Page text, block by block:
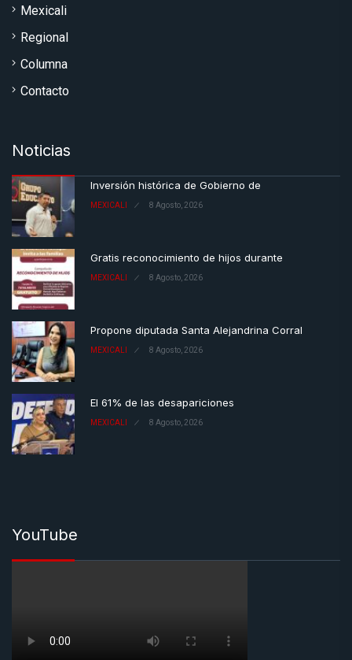
Mexicali
Regional
Columna
Contacto
Noticias
Inversión histórica de Gobierno de
MEXICALI 8 Agosto, 2026
Gratis reconocimiento de hijos durante
MEXICALI 8 Agosto, 2026
Propone diputada Santa Alejandrina Corral
MEXICALI 8 Agosto, 2026
El 61% de las desapariciones
MEXICALI 8 Agosto, 2026
YouTube